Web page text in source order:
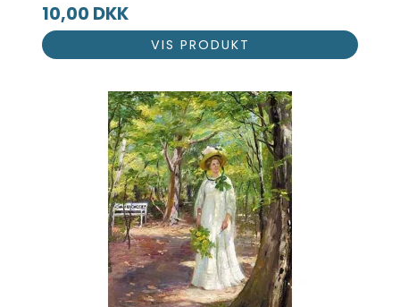
10,00 DKK
VIS PRODUKT